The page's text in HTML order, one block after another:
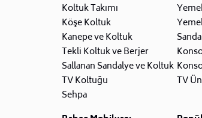
Koltuk Takımı
Köşe Koltuk
Kanepe ve Koltuk
Tekli Koltuk ve Berjer
Sallanan Sandalye ve Koltuk
TV Koltuğu
Sehpa
TV